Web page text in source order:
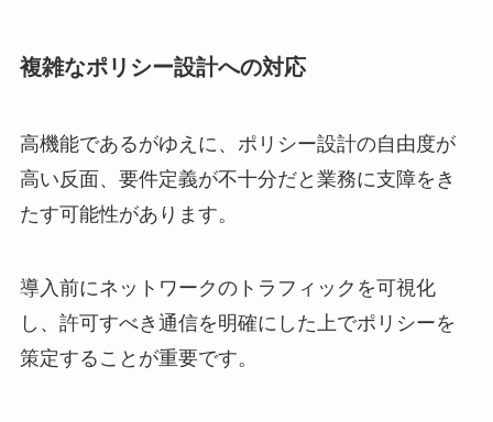
複雑なポリシー設計への対応
高機能であるがゆえに、ポリシー設計の自由度が
高い反面、要件定義が不十分だと業務に支障をき
たす可能性があります。
導入前にネットワークのトラフィックを可視化
し、許可すべき通信を明確にした上でポリシーを
策定することが重要です。